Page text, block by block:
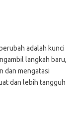
adalah kunci
langkah baru,
dan mengatasi
dan lebih tangguh